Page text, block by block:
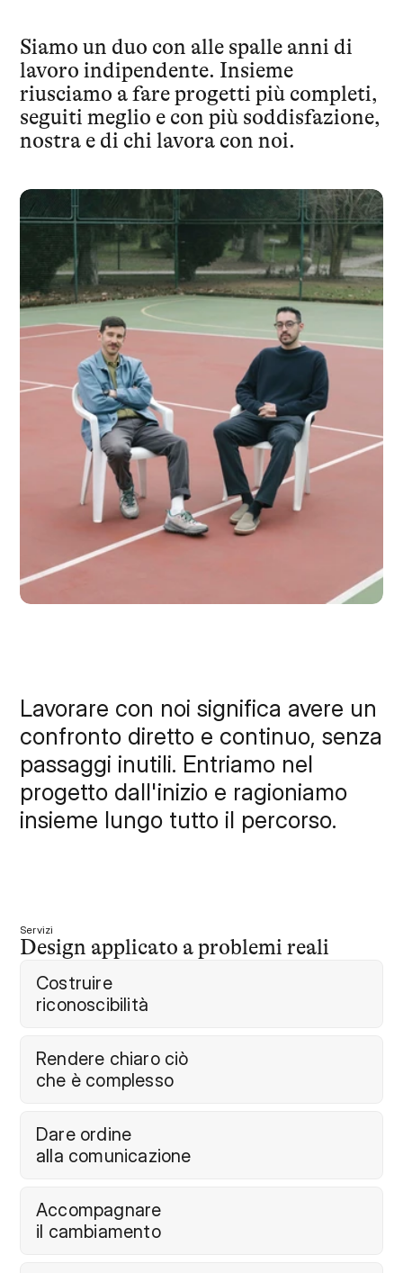
Siamo un duo con alle spalle anni di
lavoro indipendente. Insieme
riusciamo a fare progetti più completi,
seguiti meglio e con più soddisfazione,
nostra e di chi lavora con noi.
Lavorare con noi significa avere un
confronto diretto e continuo, senza
passaggi inutili. Entriamo nel
progetto dall'inizio e ragioniamo
insieme lungo tutto il percorso.
Servizi
Design applicato a problemi reali
Costruire
riconoscibilità
Rendere chiaro ciò
che è complesso
Dare ordine
alla comunicazione
Accompagnare
il cambiamento